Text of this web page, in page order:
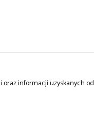
informacji uzyskanych od